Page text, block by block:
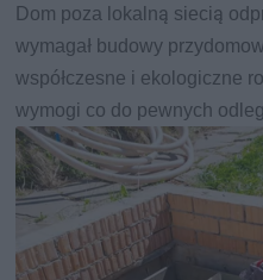
Dom poza lokalną siecią
wymagał budowy
współczesne i ekologiczne
wymogi co do pewnych